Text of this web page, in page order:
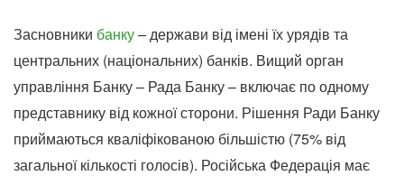
Засновники банку– держави від імені їх урядів та
центральних (національних) банків. Вищий орган
управління Банку – Рада Банку – включає по одному
представнику від кожної сторони. Рішення Ради Банку
приймаються кваліфікованою більшістю (75% від
загальної кількості голосів). Російська Федерація має